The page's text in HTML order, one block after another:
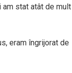
stat atât de mult
eram îngrijorat de